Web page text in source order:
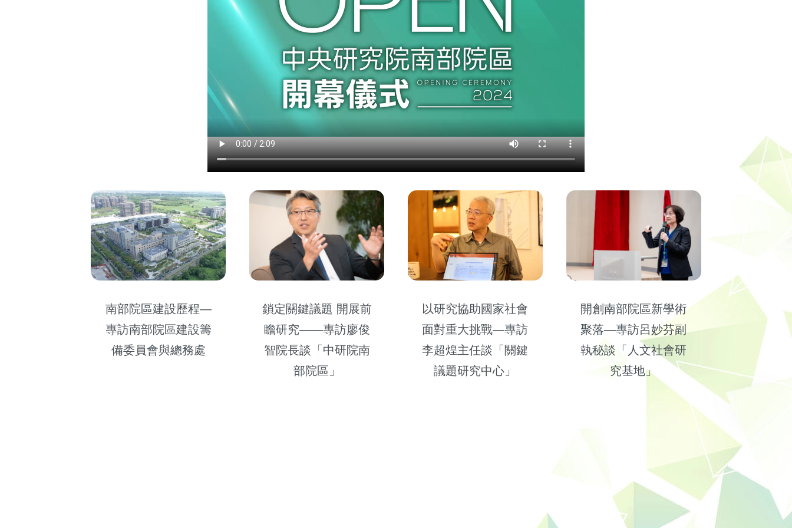
南部院區建設歷程—
專訪南部院區建設籌
備委員會與總務處
鎖定關鍵議題 開展前
瞻研究——專訪廖俊
智院長談「中研院南
部院區」
以研究協助國家社會
面對重大挑戰—專訪
李超煌主任談「關鍵
議題研究中心」
開創南部院區新學術
聚落—專訪呂妙芬副
執秘談「人文社會研
究基地」